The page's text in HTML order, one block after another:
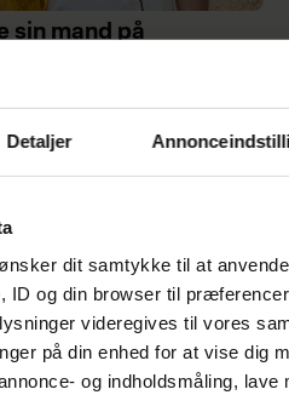
Detaljer
ønsker dit samtykke til at
ID og din browser til
videregives til vores
på din enhed for at vise dig
og indholdsmåling, lave
sin mand på
første gang:
Jeg er nervøs!